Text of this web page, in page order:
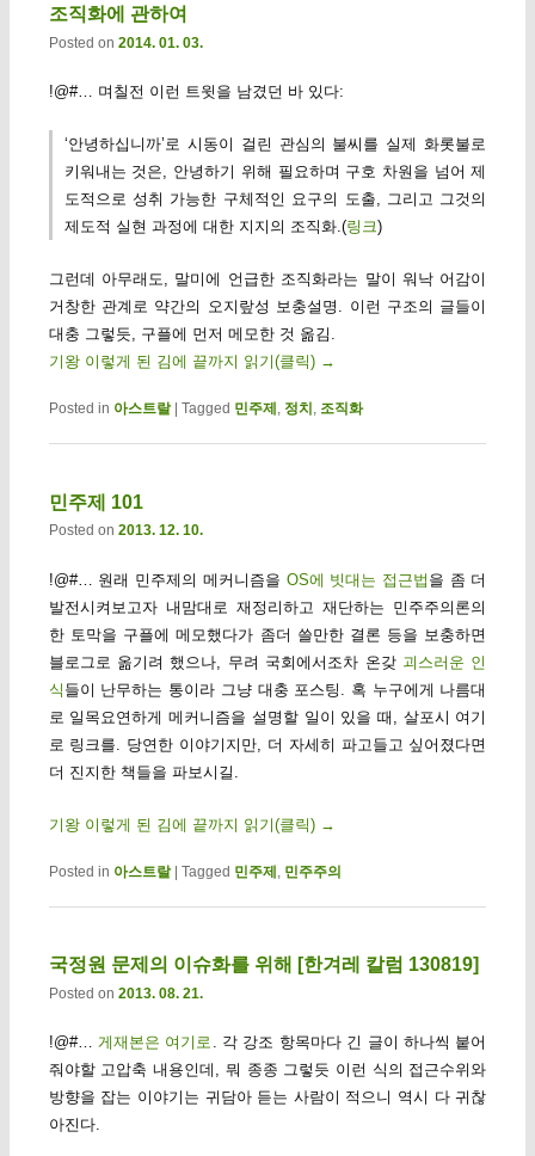
조직화에 관하여
Posted on 2014. 01. 03.
!@#… 며칠전 이런 트윗을 남겼던 바 있다:
‘안녕하십니까’로 시동이 걸린 관심의 불씨를 실제 화롯불로
키워내는 것은, 안녕하기 위해 필요하며 구호 차원을 넘어 제
도적으로 성취 가능한 구체적인 요구의 도출, 그리고 그것의
제도적 실현 과정에 대한 지지의 조직화.(링크)
그런데 아무래도, 말미에 언급한 조직화라는 말이 워낙 어감이
거창한 관계로 약간의 오지랖성 보충설명. 이런 구조의 글들이
대충 그렇듯, 구플에 먼저 메모한 것 옮김.
기왕 이렇게 된 김에 끝까지 읽기(클릭) →
Posted in 아스트랄 Tagged 민주제 , 정치 , 조직화
민주제 101
Posted on 2013. 12. 10.
!@#… 원래 민주제의 메커니즘을 OS에 빗대는 접근법 을 좀 더
발전시켜보고자 내맘대로 재정리하고 재단하는 민주주의론의
한 토막을 구플에 메모했다가 좀더 쓸만한 결론 등을 보충하면
블로그로 옮기려 했으나, 무려 국회에서조차 온갖 괴스러운 인
식 들이 난무하는 통이라 그냥 대충 포스팅. 혹 누구에게 나름대
로 일목요연하게 메커니즘을 설명할 일이 있을 때, 살포시 여기
로 링크를. 당연한 이야기지만, 더 자세히 파고들고 싶어졌다면
더 진지한 책들을 파보시길.
기왕 이렇게 된 김에 끝까지 읽기(클릭) →
Posted in 아스트랄 | Tagged 민주제 민주주의
국정원 문제의 이슈화를 위해 [한겨레 칼럼 130819]
Posted on 2013. 08. 21.
!@#… 게재본은 여기로
. 각 강조 항목마다 긴 글이 하나씩 붙어
줘야할 고압축 내용인데, 뭐 종종 그렇듯 이런 식의 접근수위와
방향을 잡는 이야기는 귀담아 듣는 사람이 적으니 역시 다 귀찮
아진다.